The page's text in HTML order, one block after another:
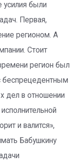
усилия были
Первая,
регионом. А
Стоит
регион был
беспрецедентным
дел в отношении
и валится»,
Бабушкину